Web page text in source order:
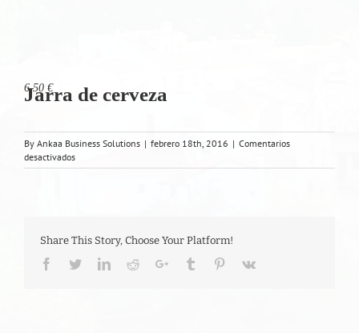
Jarra de cerveza
6,50 €
By Ankaa Business Solutions | febrero 18th, 2016 | Comentarios
desactivadosen
Jarra
Share This Story, Choose Your Platform!
Facebook
TwitterLinkedIn
RedditGoogle+Tumblr Pinterest
Vk